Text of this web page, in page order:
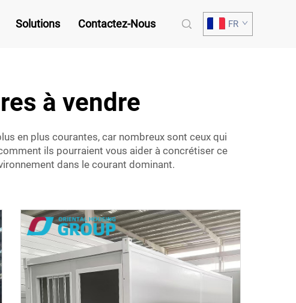
Solutions Contactez-Nous FR
à vendre
en plus courantes, car nombreux sont ceux qui
ils pourraient vous aider à concrétiser ce
dans le courant dominant.